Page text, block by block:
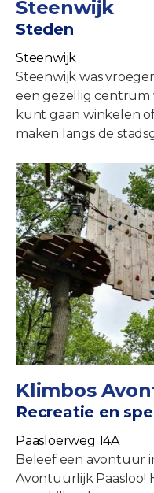
Steenwijk
Steden
Steenwijk
Steenwijk was
een gezellig centrum
kunt gaan winkelen
maken langs de
Klimbos
Recreatie en
Paasloërweg 14A
Beleef een avontuur
Avontuurlijk Paasloo!